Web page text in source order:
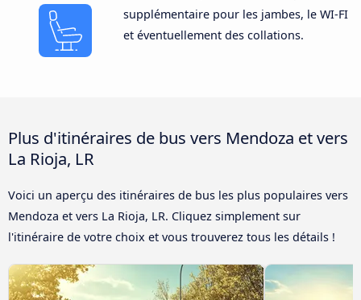
supplémentaire pour les jambes, le WI-FI
et éventuellement des collations.
Plus d'itinéraires de bus vers Mendoza et vers
La Rioja, LR
Voici un aperçu des itinéraires de bus les plus populaires vers
Mendoza et vers La Rioja, LR. Cliquez simplement sur
l'itinéraire de votre choix et vous trouverez tous les détails !